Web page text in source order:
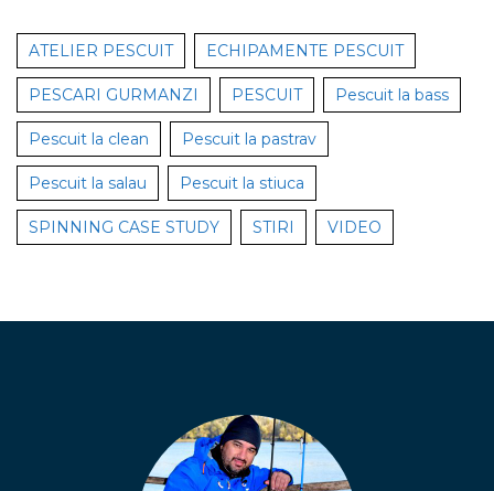
ATELIER PESCUIT ECHIPAMENTE PESCUIT
PESCARI GURMANZI PESCUIT Pescuit la bass
Pescuit la clean Pescuit la pastrav
Pescuit la salau Pescuit la stiuca
SPINNING CASE STUDY STIRI VIDEO